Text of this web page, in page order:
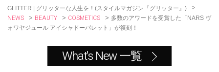
GLITTER | グリッターな人生を！(スタイルマガジン『グリッター』) >
NEWS > BEAUTY > COSMETICS > 多数のアワードを受賞した「NARS ヴ
ォワヤジュール アイシャドーパレット」が復刻！
What's New 一覧